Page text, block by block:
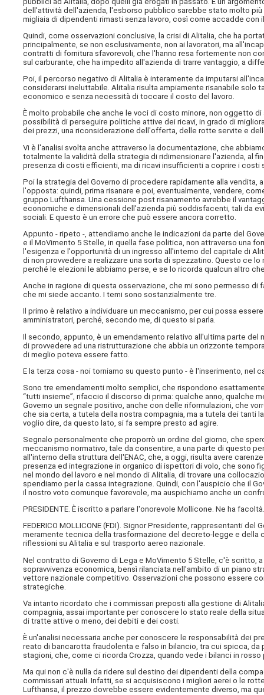
dell'attività dell'azienda, l'esborso pubblico sarebbe stato molto
migliaia di dipendenti rimasti senza lavoro, così come accadde con
Quindi, come osservazioni conclusive, la crisi di Alitalia, che ha
principalmente, se non esclusivamente, non ai lavoratori, ma
contratti di fornitura sfavorevoli, che l'hanno resa fortemente non
sul carburante, che ha impedito all'azienda di trarre vantaggio, a
Poi, il percorso negativo di Alitalia è interamente da imputarsi
considerarsi ineluttabile. Alitalia risulta ampiamente risanabile
economico e senza necessità di toccare il costo del lavoro.
È molto probabile che anche le voci di costo minore, non oggetto
possibilità di perseguire politiche attive dei ricavi, in grado di
dei prezzi, una riconsiderazione dell'offerta, delle rotte servite e
Vi è l'analisi svolta anche attraverso la documentazione, che
totalmente la validità della strategia di ridimensionare l'azienda, al
presenza di costi efficienti, ma di ricavi insufficienti a coprire i
Poi la strategia del Governo di procedere rapidamente alla vendita,
l'opposta: quindi, prima risanare e poi, eventualmente, vendere,
gruppo Lufthansa. Una cessione post risanamento avrebbe il
economiche e dimensionali dell'azienda più soddisfacenti, tali da
sociali. E questo è un errore che può essere ancora corretto.
Appunto - ripeto -, attendiamo anche le indicazioni da parte del
e il MoVimento 5 Stelle, in quella fase politica, non attraverso una
l'esigenza e l'opportunità di un ingresso all'interno del capitale di
di non provvedere a realizzare una sorta di spezzatino. Questo ce
perché le elezioni le abbiamo perse, e se lo ricorda qualcun altro
Anche in ragione di questa osservazione, che mi sono permesso di
che mi siede accanto. I temi sono sostanzialmente tre.
Il primo è relativo a individuare un meccanismo, per cui possa
amministratori, perché, secondo me, di questo si parla.
Il secondo, appunto, è un emendamento relativo all'ultima parte
di provvedere ad una ristrutturazione che abbia un orizzonte
di meglio poteva essere fatto.
E la terza cosa - noi torniamo su questo punto - è l'inserimento, nel
Sono tre emendamenti molto semplici, che rispondono
“tutti insieme”, rifaccio il discorso di prima: qualche anno, qualche
Governo un segnale positivo, anche con delle riformulazioni, che
che sia certa, a tutela della nostra compagnia, ma a tutela dei tanti
voglio dire, da questo lato, si fa sempre presto ad agire.
Segnalo personalmente che proporrò un ordine del giorno, che
meccanismo normativo, tale da consentire, a una parte di questo
all'interno della struttura dell'ENAC, che, a oggi, risulta avere
presenza ed integrazione in organico di ispettori di volo, che sono
nel mondo del lavoro e nel mondo di Alitalia, di trovare una
spendiamo per la cassa integrazione. Quindi, con l'auspicio che il
il nostro voto comunque favorevole, ma auspichiamo anche un
PRESIDENTE. È iscritto a parlare l'onorevole Mollicone. Ne ha
FEDERICO MOLLICONE (FDI). Signor Presidente, rappresentanti del
meramente tecnica della trasformazione del decreto-legge e
riflessioni su Alitalia e sul trasporto aereo nazionale.
Nel contratto di Governo di Lega e MoVimento 5 Stelle, c'è scritto,
sopravvivenza economica, bensì rilanciata nell'ambito di un piano
vettore nazionale competitivo. Osservazioni che possono essere
strategiche.
Va intanto ricordato che i commissari preposti alla gestione di
compagnia, assai importante per conoscere lo stato reale della
di tratte attive o meno, dei debiti e dei costi.
È un'analisi necessaria anche per conoscere le responsabilità dei
reato di bancarotta fraudolenta e falso in bilancio, tra cui spicca,
stagioni, che, come ci ricorda Crozza, quando vede i bilanci in
Ma qui non c'è nulla da ridere sul destino dei dipendenti della
commissari attuali. Infatti, se si acquisiscono i migliori aerei o le
Lufthansa, il prezzo dovrebbe essere evidentemente diverso, ma